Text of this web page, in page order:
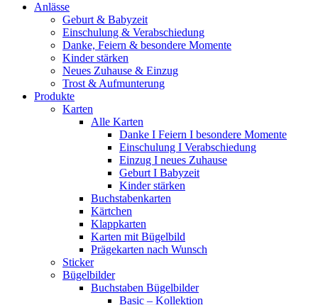
Anlässe
Geburt & Babyzeit
Einschulung & Verabschiedung
Danke, Feiern & besondere Momente
Kinder stärken
Neues Zuhause & Einzug
Trost & Aufmunterung
Produkte
Karten
Alle Karten
Danke I Feiern I besondere Momente
Einschulung I Verabschiedung
Einzug I neues Zuhause
Geburt I Babyzeit
Kinder stärken
Buchstabenkarten
Kärtchen
Klappkarten
Karten mit Bügelbild
Prägekarten nach Wunsch
Sticker
Bügelbilder
Buchstaben Bügelbilder
Basic – Kollektion